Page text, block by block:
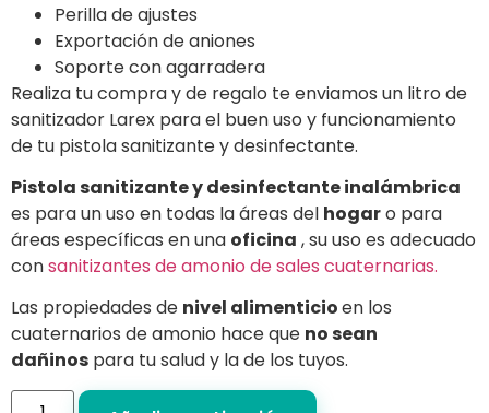
Perilla de ajustes
Exportación de aniones
Soporte con agarradera
Realiza tu compra y de regalo te enviamos un litro de
sanitizador Larex para el buen uso y funcionamiento
de tu pistola sanitizante y desinfectante.
Pistola sanitizante y desinfectante inalámbrica
es para un uso en todas la áreas del hogaro para
áreas específicas en una oficina , su uso es adecuado
consanitizantes de amonio de sales cuaternarias.
Las propiedades de nivel alimenticioen los
cuaternarios de amonio hace que no sean
dañinos para tu salud y la de los tuyos.